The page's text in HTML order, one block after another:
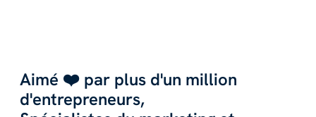
Aimé ❤️ par plus d'un million
d'entrepreneurs,